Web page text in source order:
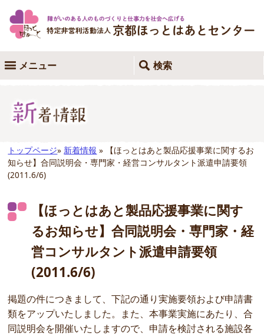
メニュー 検索
トップページ» 新着情報 » 【ほっとはあと製品応援事業に関するお
知らせ】合同説明会・専門家・経営コンサルタント派遣申請要領
(2011.6/6)
【ほっとはあと製品応援事業に関す
るお知らせ】合同説明会・専門家・経
営コンサルタント派遣申請要領
(2011.6/6)
掲題の件につきまして、下記の通り実施要領および申請書
類をアップいたしました。また、本事業実施にあたり、合
同説明会を開催いたしますので、申請を検討される施設各